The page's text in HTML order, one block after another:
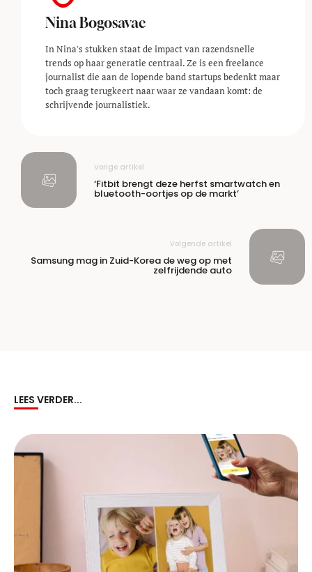
Nina Bogosavac
In Nina's stukken staat de impact van razendsnelle
trends op haar generatie centraal. Ze is een freelance
journalist die aan de lopende band startups bedenkt maar
toch graag terugkeert naar waar ze vandaan komt: de
schrijvende journalistiek.
Vorige artikel
‘Fitbit brengt deze herfst smartwatch en
bluetooth-oortjes op de markt’
Volgende artikel
Samsung mag in Zuid-Korea de weg op met
zelfrijdende auto
LEES VERDER...